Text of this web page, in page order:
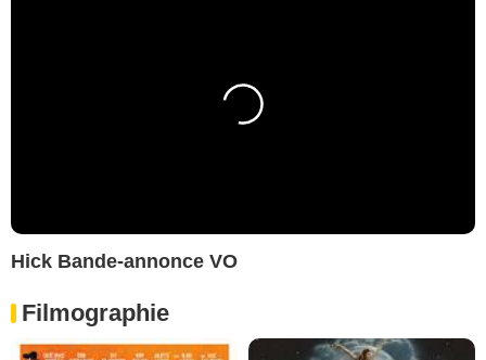
Hick Bande-annonce VO
Filmographie